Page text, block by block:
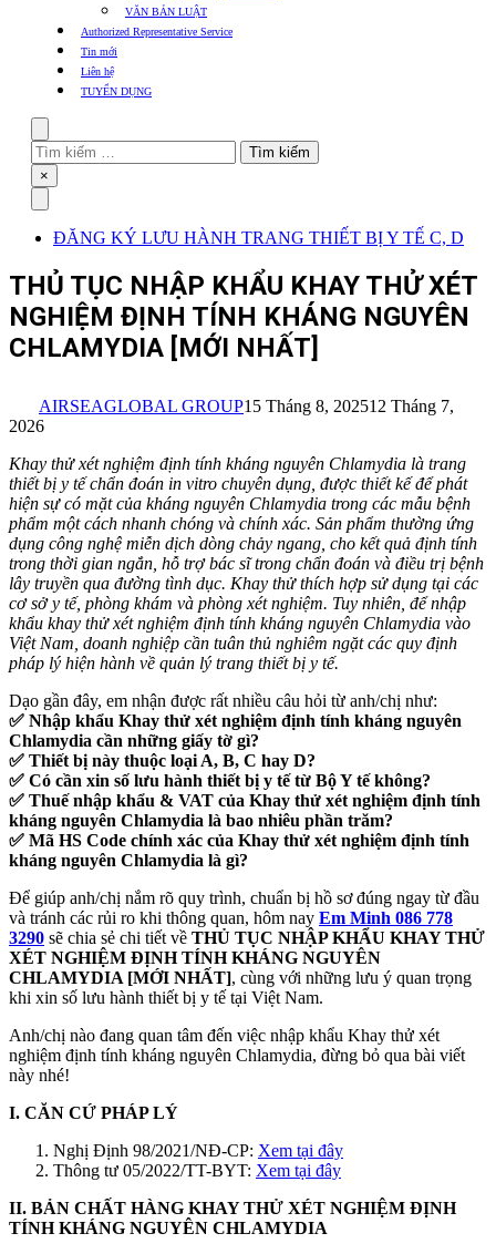
VĂN BẢN LUẬT
Authorized Representative Service
Tin mới
Liên hệ
TUYỂN DỤNG
Tìm
kiếm
cho:
Close
×
ĐĂNG KÝ LƯU HÀNH TRANG THIẾT BỊ Y TẾ C, D
THỦ TỤC NHẬP KHẨU KHAY THỬ XÉT
NGHIỆM ĐỊNH TÍNH KHÁNG NGUYÊN
CHLAMYDIA [MỚI NHẤT]
AIRSEAGLOBAL GROUP15 Tháng 8, 202512 Tháng 7,
2026
Khay thử xét nghiệm định tính kháng nguyên Chlamydia là trang
thiết bị y tế chẩn đoán in vitro chuyên dụng, được thiết kế để phát
hiện sự có mặt của kháng nguyên Chlamydia trong các mẫu bệnh
phẩm một cách nhanh chóng và chính xác. Sản phẩm thường ứng
dụng công nghệ miễn dịch dòng chảy ngang, cho kết quả định tính
trong thời gian ngắn, hỗ trợ bác sĩ trong chẩn đoán và điều trị bệnh
lây truyền qua đường tình dục. Khay thử thích hợp sử dụng tại các
cơ sở y tế, phòng khám và phòng xét nghiệm. Tuy nhiên, để nhập
khẩu khay thử xét nghiệm định tính kháng nguyên Chlamydia vào
Việt Nam, doanh nghiệp cần tuân thủ nghiêm ngặt các quy định
pháp lý hiện hành về quản lý trang thiết bị y tế.
Dạo gần đây, em nhận được rất nhiều câu hỏi từ anh/chị như:
✅ Nhập khẩu Khay thử xét nghiệm định tính kháng nguyên
Chlamydia cần những giấy tờ gì?
✅ Thiết bị này thuộc loại A, B, C hay D?
✅ Có cần xin số lưu hành thiết bị y tế từ Bộ Y tế không?
✅ Thuế nhập khẩu & VAT của Khay thử xét nghiệm định tính
kháng nguyên Chlamydia là bao nhiêu phần trăm?
✅ Mã HS Code chính xác của Khay thử xét nghiệm định tính
kháng nguyên Chlamydia là gì?
Để giúp anh/chị nắm rõ quy trình, chuẩn bị hồ sơ đúng ngay từ đầu
và tránh các rủi ro khi thông quan, hôm nay Em Minh 086 778
3290 sẽ chia sẻ chi tiết về THỦ TỤC NHẬP KHẨU KHAY THỬ
XÉT NGHIỆM ĐỊNH TÍNH KHÁNG NGUYÊN
CHLAMYDIA [MỚI NHẤT], cùng với những lưu ý quan trọng
khi xin số lưu hành thiết bị y tế tại Việt Nam.
Anh/chị nào đang quan tâm đến việc nhập khẩu Khay thử xét
nghiệm định tính kháng nguyên Chlamydia, đừng bỏ qua bài viết
này nhé!
I. CĂN CỨ PHÁP LÝ
Nghị Định 98/2021/NĐ-CP: Xem tại đây
Thông tư 05/2022/TT-BYT: Xem tại đây
II. BẢN CHẤT HÀNG KHAY THỬ XÉT NGHIỆM ĐỊNH
TÍNH KHÁNG NGUYÊN CHLAMYDIA